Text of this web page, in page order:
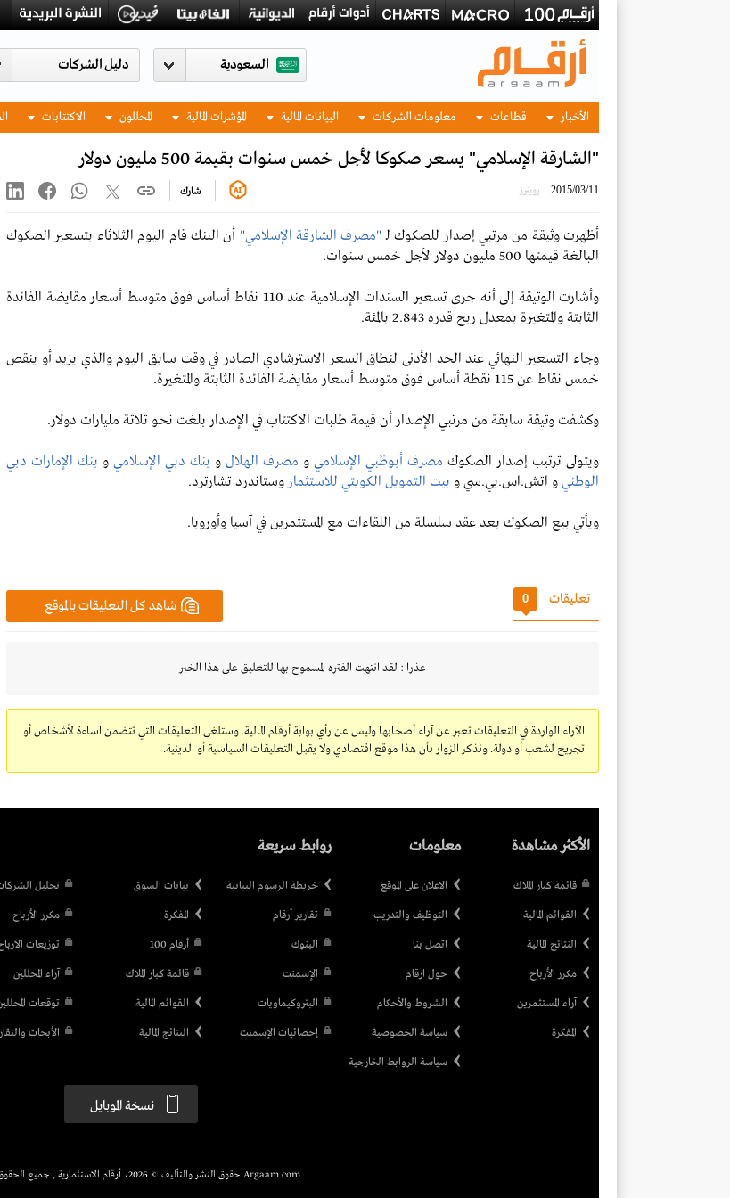
السعودية
الأخبار قطاعات معلومات الشركات البيانات المالية المؤشرات المالية المحللون الاكتتابات
"الشارقة الإسلامي" يسعر صكوكا لأجل خمس سنوات بقيمة 500 مليون دولار
2015/03/11 رويترز شارك
أظهرت وثيقة من مرتبي إصدار للصكوك لـ "مصرف الشارقة الإسلامي" أن البنك قام اليوم الثلاثاء بتسعير الصكوك
البالغة قيمتها 500 مليون دولار لأجل خمس سنوات.
وأشارت الوثيقة إلى أنه جرى تسعير السندات الإسلامية عند 110 نقاط أساس فوق متوسط أسعار مقايضة الفائدة
الثابتة والمتغيرة بمعدل ربح قدره 2.843 بالمئة.
وجاء التسعير النهائي عند الحد الأدنى لنطاق السعر الاسترشادي الصادر في وقت سابق اليوم والذي يزيد أو ينقص
خمس نقاط عن 115 نقطة أساس فوق متوسط أسعار مقايضة الفائدة الثابتة والمتغيرة.
وكشفت وثيقة سابقة من مرتبي الإصدار أن قيمة طلبات الاكتتاب في الإصدار بلغت نحو ثلاثة مليارات دولار.
ويتولى ترتيب إصدار الصكوك مصرف أبوظبي الإسلامي و مصرف الهلال و بنك دبي الإسلامي و بنك الإمارات دبي
الوطني و اتش.اس.بي.سي و بيت التمويل الكويتي للاستثماروستاندرد تشارترد.
ويأتي بيع الصكوك بعد عقد سلسلة من اللقاءات مع المستثمرين في آسيا وأوروبا.
شاهد كل التعليقات بالموقع تعليقات 0
عذرا : لقد انتهت الفتره المسموح بها للتعليق على هذا الخبر
الآراء الواردة في التعليقات تعبر عن آراء أصحابها وليس عن رأي بوابة أرقام المالية. وستلغى التعليقات التي تتضمن اساءة لأشخاص أو
تجريح لشعب أو دولة. ونذكر الزوار بأن هذا موقع اقتصادي ولا يقبل التعليقات السياسية أو الدينية.
الأكثر مشاهدة
قائمة كبار الملاك
القوائم المالية
النتائج المالية
مكرر الأرباح
آراء المستثمرين
المفكرة
معلومات
الاعلان على الموقع
التوظيف والتدريب
اتصل بنا
حول ارقام
الشروط والأحكام
سياسة الخصوصية
سياسة الروابط الخارجية
روابط سريعة
خريطة الرسوم البيانية
تقارير أرقام
البنوك
الإسمنت
البتروكيماويات
إحصائيات الإسمنت
بيانات السوق
المفكرة
أرقام 100
قائمة كبار الملاك
القوائم المالية
النتائج المالية
تحليل
مكرر الأرباح
توزيعات
آراء المحللين
توقعات
الأبحاث
نسخة الموبايل
Argaam.com حقوق النشر والتأليف © 2026، أرقام الاستثمارية , جميع الحقوق محفوظة